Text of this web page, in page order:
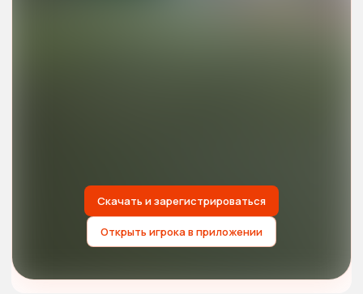
Скачать и зарегистрироваться
Открыть игрока в приложении